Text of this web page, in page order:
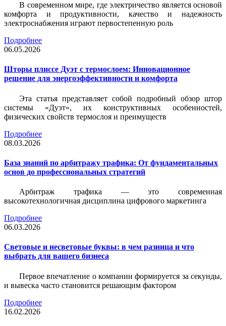
В современном мире, где электричество является основой
комфорта и продуктивности, качество и надежность
электроснабжения играют первостепенную роль
Подробнее
06.05.2026
Шторы плиссе Дуэт с термослоем: Инновационное
решение для энергоэффективности и комфорта
Эта статья представляет собой подробный обзор штор
системы «Дуэт», их конструктивных особенностей,
физических свойств термослоя и преимуществ
Подробнее
08.03.2026
База знаний по арбитражу трафика: От фундаментальных
основ до профессиональных стратегий
Арбитраж трафика — это современная
высокотехнологичная дисциплина цифрового маркетинга
Подробнее
06.03.2026
Световые и несветовые буквы: в чем разница и что
выбрать для вашего бизнеса
Первое впечатление о компании формируется за секунды,
и вывеска часто становится решающим фактором
Подробнее
16.02.2026